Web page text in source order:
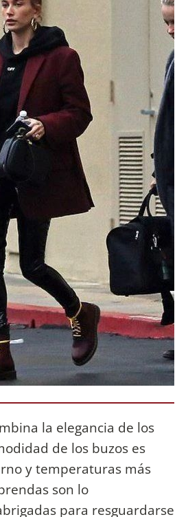
la elegancia de los
de los buzos es
y temperaturas más
son lo
para resguardarse